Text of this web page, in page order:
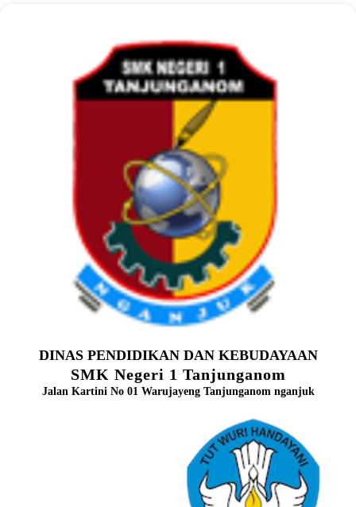
DINAS PENDIDIKAN DAN KEBUDAYAAN
SMK Negeri 1 Tanjunganom
Jalan Kartini No 01 Warujayeng Tanjunganom nganjuk